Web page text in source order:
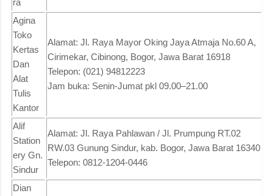
Agina
Toko
Kertas
Dan
Alat
Tulis
Kantor
Alamat: Jl. Raya Mayor Oking Jaya Atmaja No.60 A,
Cirimekar, Cibinong, Bogor, Jawa Barat 16918
Telepon: (021) 94812223
Jam buka: Senin-Jumat pkl 09.00–21.00
Alif
Station
ery Gn.
Sindur
Alamat: Jl. Raya Pahlawan / Jl. Prumpung RT.02
RW.03 Gunung Sindur, kab. Bogor, Jawa Barat 16340
Telepon: 0812-1204-0446
Dian